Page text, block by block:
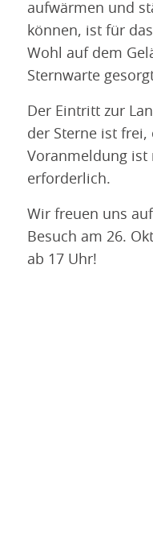
aufwärmen und
können, ist für
Wohl auf dem
Sternwarte
Der Eintritt zur
der Sterne ist frei,
Voranmeldung ist
erforderlich.
Wir freuen uns
Besuch am 26.
ab 17 Uhr!